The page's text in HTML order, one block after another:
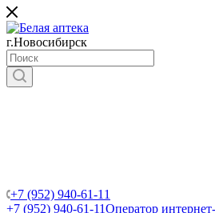
г.Новосибирск
+7 (952) 940-61-11
+7 (952) 940-61-11Оператор